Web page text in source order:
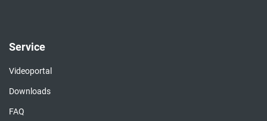
Service
Videoportal
Downloads
FAQ